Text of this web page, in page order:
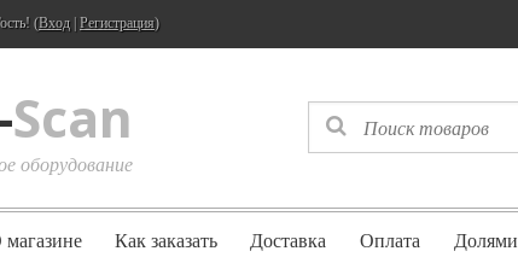
(Вход Регистрация)
Scan
оборудование
Как заказать Доставка Оплата Долями